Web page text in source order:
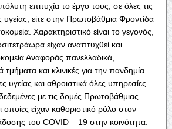
επιτυχία το έργο τους, σε όλες τις
υγείας, είτε στην Πρωτοβάθμια Φροντίδα
Χαρακτηριστικό είναι το γεγονός,
είχαν αναπτυχθεί και
Αναφοράς πανελλαδικά,
τμήματα και κλινικές για την πανδημία
υγείας και αθροιστικά όλες υπηρεσίες
με τις δομές Πρωτοβάθμιας
οποίες είχαν καθοριστικό ρόλο στον
του COVID – 19 στην κοινότητα.